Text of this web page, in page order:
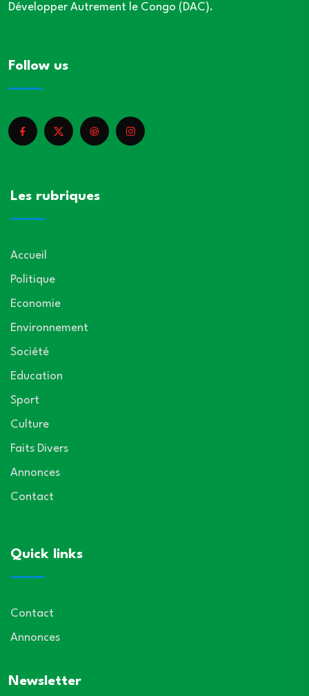
Développer Autrement le Congo (DAC).
Follow us
Les rubriques
Accueil
Politique
Economie
Environnement
Société
Education
Sport
Culture
Faits Divers
Annonces
Contact
Quick links
Contact
Annonces
Newsletter